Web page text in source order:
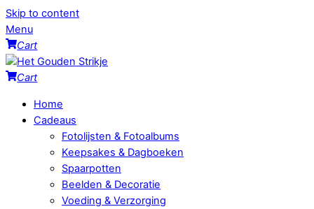
Skip to content
Menu
Cart
Cart
Home
Cadeaus
Fotolijsten & Fotoalbums
Keepsakes & Dagboeken
Spaarpotten
Beelden & Decoratie
Voeding & Verzorging